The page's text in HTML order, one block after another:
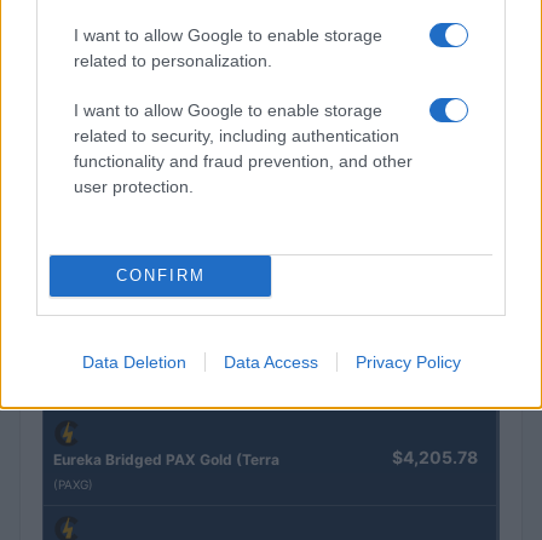
I want to allow Google to enable storage
related to personalization.
I want to allow Google to enable storage
related to security, including authentication
functionality and fraud prevention, and other
user protection.
CONFIRM
Data Deletion Data Access Privacy Policy
Brentolie daalt naar 91,82 dollar: een week van dalende
grondstoffenprijzen
Eureka Bridged PAX Gold (Terra
(PAXG)
$4,205.78